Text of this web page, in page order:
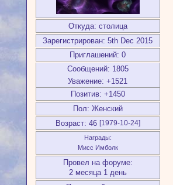
Откуда: столица
Зарегистрирован: 5th Dec 2015
Приглашений: 0
Сообщений: 1805
Уважение: +1521
Позитив: +1450
Пол: Женский
Возраст: 46 [1979-10-24]
Награды:
Мисс Имболк
Провел на форуме:
2 месяца 1 день